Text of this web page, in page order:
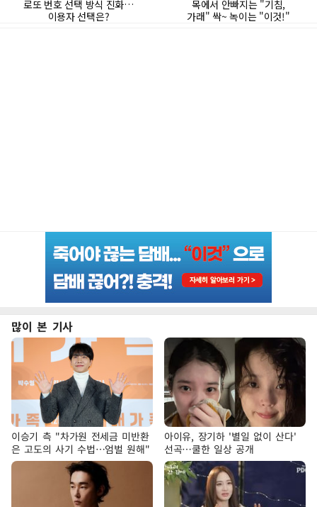
많이 본 기사
이승기 측 "차가원 전세금 미반환
은 고도의 사기 수법…엄벌 원해"
아이유, 장기하 '별일 없이 산다'
선곡…쿨한 일상 공개